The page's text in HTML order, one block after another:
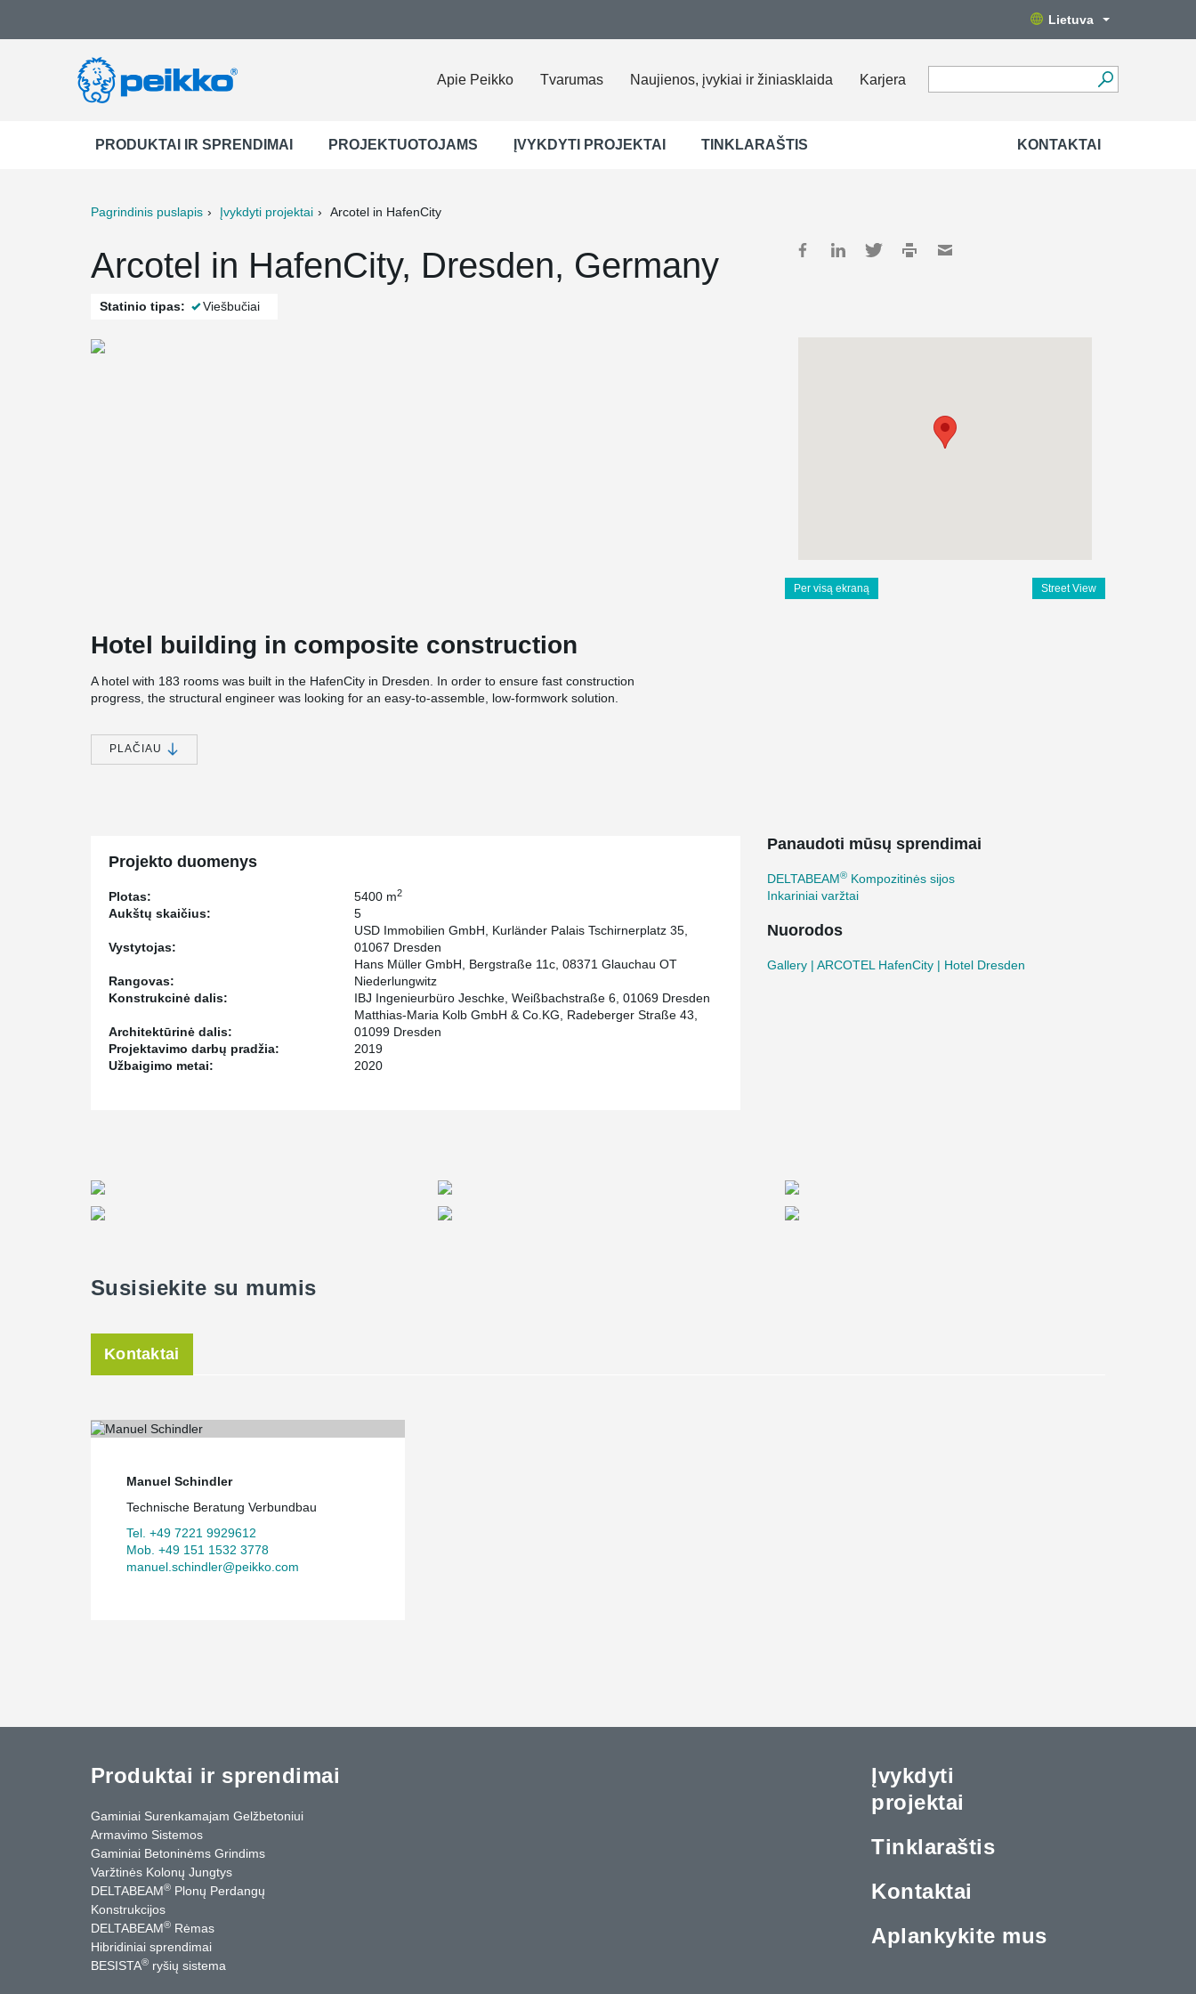
Lietuva
Apie Peikko Tvarumas Naujienos, įvykiai ir žiniasklaida Karjera
PRODUKTAI IR SPRENDIMAI PROJEKTUOTOJAMS ĮVYKDYTI PROJEKTAI TINKLARAŠTIS KONTAKTAI
Pagrindinis puslapis Įvykdyti projektai Arcotel in HafenCity
Arcotel in HafenCity, Dresden, Germany
Statinio tipas: Viešbučiai
Per visą ekraną Street View
Hotel building in composite construction
A hotel with 183 rooms was built in the HafenCity in Dresden. In order to ensure fast construction
progress, the structural engineer was looking for an easy-to-assemble, low-formwork solution.
prestressed concrete planks.
On the 3rd floor, DELTABEAM® are used in the roof level. Here, spatial constructions using
In the course of the construction of the main building, the planning and commissioning for the annex
PLAČIAU
Projekto duomenys
Plotas: 5400 m2
Aukštų skaičius: 5
Vystytojas:
USD Immobilien GmbH, Kurländer Palais Tschirnerplatz 35,
01067 Dresden
Rangovas:
Hans Müller GmbH, Bergstraße 11c, 08371 Glauchau OT
Niederlungwitz
Konstrukcinė dalis:
IBJ Ingenieurbüro Jeschke, Weißbachstraße 6, 01069 Dresden
Architektūrinė dalis:
Matthias-Maria Kolb GmbH & Co.KG, Radeberger Straße 43,
01099 Dresden
Projektavimo darbų pradžia:
2019
Užbaigimo metai:
2020
Panaudoti mūsų sprendimai
DELTABEAM® Kompozitinės sijos
Inkariniai varžtai
Nuorodos
Gallery | ARCOTEL HafenCity | Hotel Dresden
Susisiekite su mumis
Kontaktai
Manuel Schindler
Technische Beratung Verbundbau
Tel. +49 7221 9929612
Mob. +49 151 1532 3778
manuel.schindler@peikko.com
Produktai ir sprendimai
Gaminiai Surenkamajam Gelžbetoniui
Armavimo Sistemos
Gaminiai Betoninėms Grindims
Varžtinės Kolonų Jungtys
DELTABEAM® Plonų Perdangų
Konstrukcijos
DELTABEAM® Rėmas
Hibridiniai sprendimai
BESISTA® ryšių sistema
Įvykdyti
projektai
Tinklaraštis
Kontaktai
Aplankykite mus